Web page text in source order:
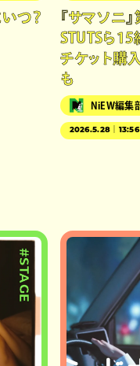
つ？
『サマソニ
STUTSら15
チケット購
も
NiEW編集
2026.5.28｜13:56
#STAGE